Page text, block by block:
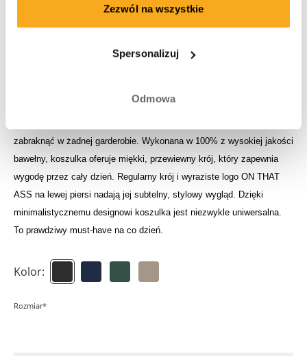
Zezwól na wszystkie
Spersonalizuj
Odmowa
75 €
Zaloguj się, aby zobaczyć swoją uzbieraną kwotę do
zabraknąć w żadnej garderobie. Wykonana w 100% z wysokiej jakości
bawełny, koszulka oferuje miękki, przewiewny krój, który zapewnia
wygodę przez cały dzień. Regularny krój i wyraziste logo ON THAT
ASS na lewej piersi nadają jej subtelny, stylowy wygląd. Dzięki
minimalistycznemu designowi koszulka jest niezwykle uniwersalna.
To prawdziwy must-have na co dzień.
Kolor:
Rozmiar*